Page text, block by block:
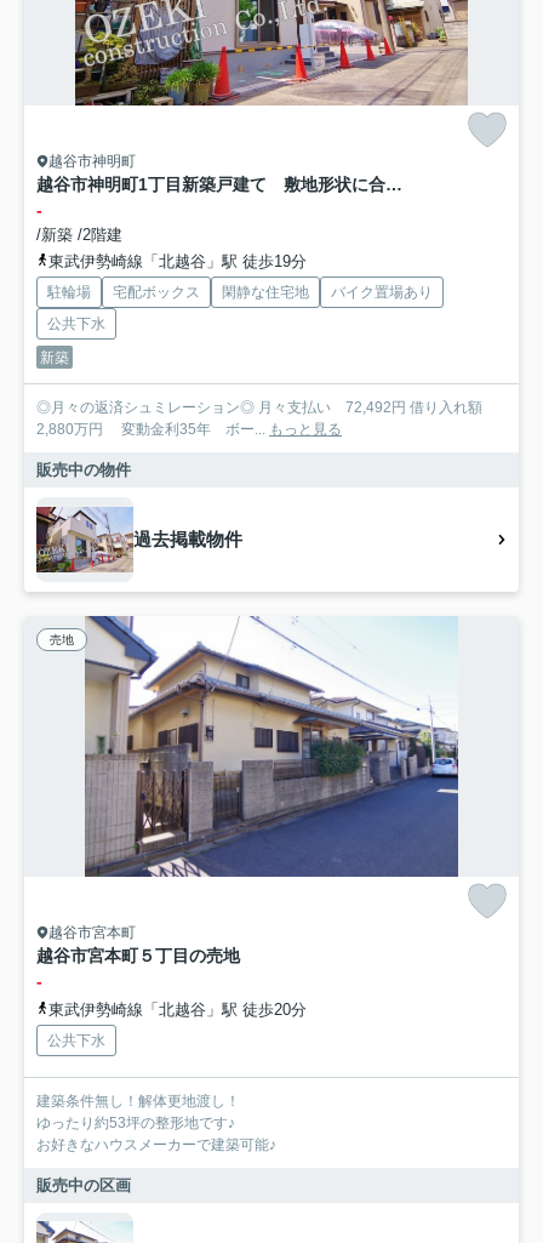
越谷市神明町
越谷市神明町1丁目新築戸建て 敷地形状に合わせたオンリーワンの間取り設計
-
/新築 /2階建
東武伊勢崎線「北越谷」駅 徒歩19分
駐輪場 宅配ボックス 閑静な住宅地
バイク置場あり
公共下水
新築
◎月々の返済シュミレーション◎ 月々支払い 72,492円 借り入れ額
2,880万円 変動金利35年 ボー... もっと見る
販売中の物件
過去掲載物件
売地
越谷市宮本町
越谷市宮本町５丁目の売地
-
東武伊勢崎線「北越谷」駅 徒歩20分
公共下水
建築条件無し！解体更地渡し！
ゆったり約53坪の整形地です♪
お好きなハウスメーカーで建築可能♪
販売中の区画